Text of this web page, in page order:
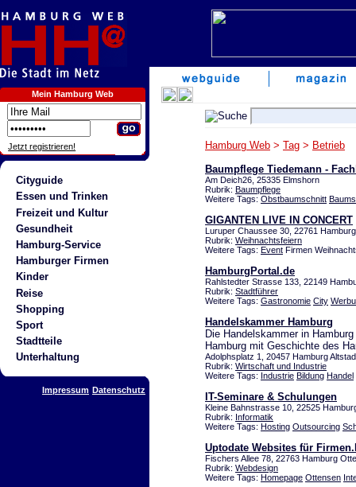
Mein Hamburg Web
Jetzt registrieren!
Cityguide
Essen und Trinken
Freizeit und Kultur
Gesundheit
Hamburg-Service
Hamburger Firmen
Kinder
Reise
Shopping
Sport
Stadtteile
Unterhaltung
Impressum Datenschutz
Hamburg Web > Tag > Betrieb
Baumpflege Tiedemann -
Am Deich26, 25335 Elmshorn
Rubrik: Baumpflege
Weitere Tags: Obstbaumschnitt
GIGANTEN LIVE IN CONCERT
Luruper Chaussee 30, 22761
Rubrik: Weihnachtsfeiern
Weitere Tags: Event Firmen
HamburgPortal.de
Rahlstedter Strasse 133, 22149
Rubrik: Stadtführer
Weitere Tags: Gastronomie City
Handelskammer Hamburg
Die Handelskammer in
Hamburg mit Geschichte des
Adolphsplatz 1, 20457 Hamburg
Rubrik: Wirtschaft und Industrie
Weitere Tags: Industrie Bildung Handel
IT-Seminare & Schulungen
Kleine Bahnstrasse 10, 22525
Rubrik: Informatik
Weitere Tags: Hosting Outsourcing
Uptodate Websites für
Fischers Allee 78, 22763 Hamburg
Rubrik: Webdesign
Weitere Tags: Homepage Ottensen